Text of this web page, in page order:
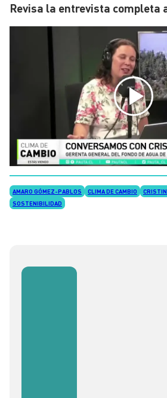
Revisa la entrevista completa
AMARO GÓMEZ-PABLOS CLIMA DE CAMBIO
SOSTENIBILIDAD